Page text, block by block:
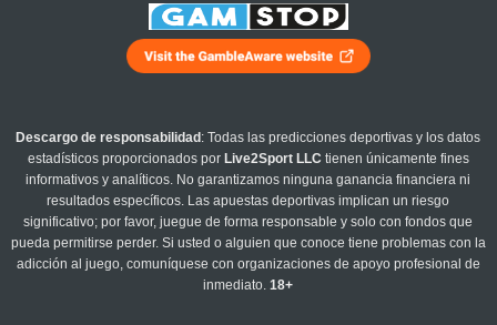
Descargo de responsabilidad : Todas las predicciones deportivas y los datos
estadísticos proporcionados por Live2Sport LLC tienen únicamente fines
informativos y analíticos. No garantizamos ninguna ganancia financiera ni
resultados específicos. Las apuestas deportivas implican un riesgo
significativo; por favor, juegue de forma responsable y solo con fondos que
pueda permitirse perder. Si usted o alguien que conoce tiene problemas con la
adicción al juego, comuníquese con organizaciones de apoyo profesional de
inmediato.18+